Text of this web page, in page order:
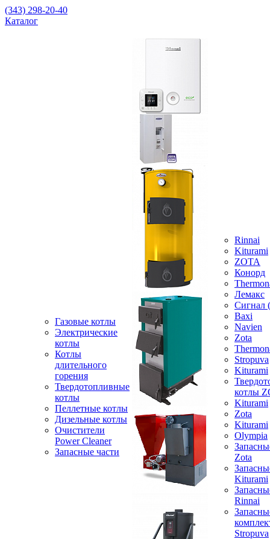
(343) 298-20-40
Каталог
Газовые котлы
Электрические
котлы
Котлы
длительного
горения
Твердотопливные
котлы
Пеллетные котлы
Дизельные котлы
Очистители
Power Cleaner
Запасные части
Rinnai
Kiturami
ZOTA
Конорд
Лемакс
Baxi
Navien
Zota
Stropuva
Kiturami
котлы
Kiturami
Zota
Kiturami
Olympia
Zota
Kiturami
Rinnai
Stropuva